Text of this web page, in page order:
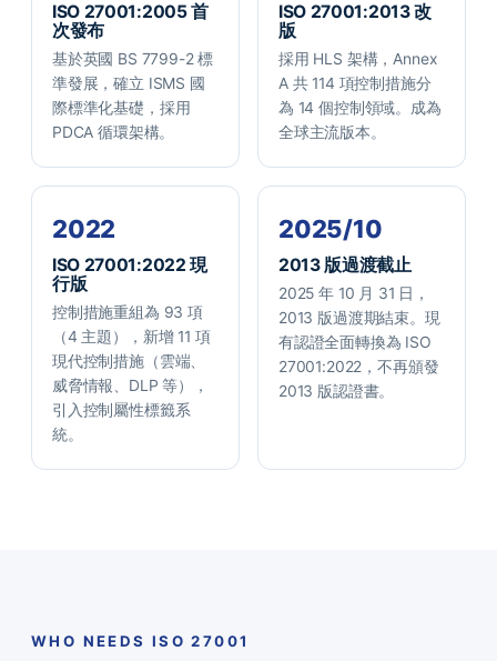
ISO 27001:2005 首
次發布
基於英國 BS 7799-2 標
準發展，確立 ISMS 國
際標準化基礎，採用
PDCA 循環架構。
ISO 27001:2013 改
版
採用 HLS 架構，Annex
A 共 114 項控制措施分
為 14 個控制領域。成為
全球主流版本。
2022
ISO 27001:2022 現
行版
控制措施重組為 93 項
（4 主題），新增 11 項
現代控制措施（雲端、
威脅情報、DLP 等），
引入控制屬性標籤系
統。
2025/10
2013 版過渡截止
2025 年 10 月 31 日，
2013 版過渡期結束。現
有認證全面轉換為 ISO
27001:2022，不再頒發
2013 版認證書。
WHO NEEDS ISO 27001